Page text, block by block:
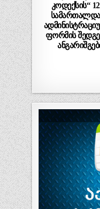
კოდექსის“
ფორმის